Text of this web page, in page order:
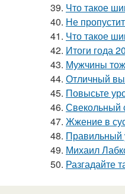
39. Что такое
40. Не
41. Что такое
42. Итоги года
43. Мужчины
44. Отличный
45. Повысьте
46. Свекольный
47. Жжение в
48. Правильный
49. Михаил
50. Разгадайте